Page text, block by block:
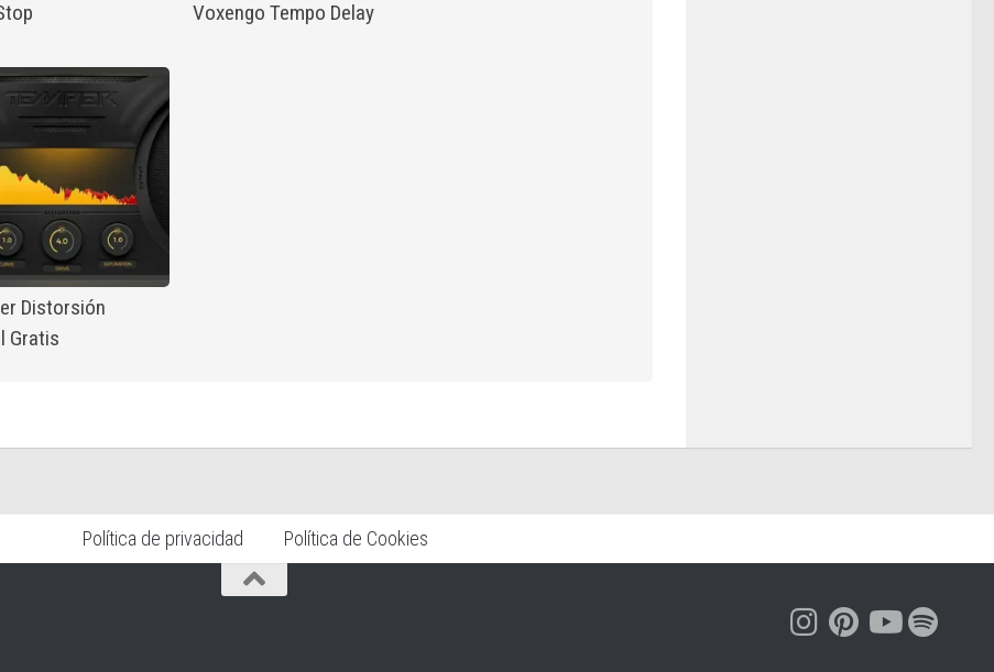
Voxengo Tempo Delay
Distorsión
Gratis
Política de privacidad Política de Cookies